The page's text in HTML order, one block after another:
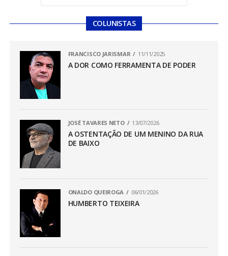
COLUNISTAS
FRANCISCO JARISMAR 11/11/2025
A DOR COMO FERRAMENTA DE PODER
JOSÉ TAVARES NETO 13/07/2026
A OSTENTAÇÃO DE UM MENINO DA RUA
DE BAIXO
ONALDO QUEIROGA 06/01/2026
HUMBERTO TEIXEIRA